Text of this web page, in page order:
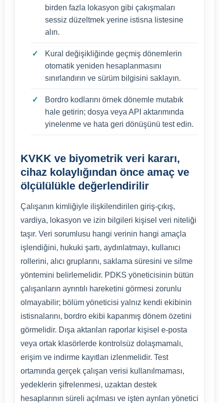
birden fazla lokasyon gibi çakışmaları
sessiz düzeltmek yerine istisna listesine
alın.
Kural değişikliğinde geçmiş dönemlerin
otomatik yeniden hesaplanmasını
sınırlandırın ve sürüm bilgisini saklayın.
Bordro kodlarını örnek dönemle mutabık
hale getirin; dosya veya API aktarımında
yinelenme ve hata geri dönüşünü test edin.
KVKK ve biyometrik veri kararı,
cihaz kolaylığından önce amaç ve
ölçülülükle değerlendirilir
Çalışanın kimliğiyle ilişkilendirilen giriş-çıkış,
vardiya, lokasyon ve izin bilgileri kişisel veri niteliği
taşır. Veri sorumlusu hangi verinin hangi amaçla
işlendiğini, hukuki şartı, aydınlatmayı, kullanıcı
rollerini, alıcı gruplarını, saklama süresini ve silme
yöntemini belirlemelidir. PDKS yöneticisinin bütün
çalışanların ayrıntılı hareketini görmesi zorunlu
olmayabilir; bölüm yöneticisi yalnız kendi ekibinin
istisnalarını, bordro ekibi kapanmış dönem özetini
görmelidir. Dışa aktarılan raporlar kişisel e-posta
veya ortak klasörlerde kontrolsüz dolaşmamalı,
erişim ve indirme kayıtları izlenmelidir. Test
ortamında gerçek çalışan verisi kullanılmaması,
yedeklerin şifrelenmesi, uzaktan destek
hesaplarının süreli açılması ve işten ayrılan yönetici